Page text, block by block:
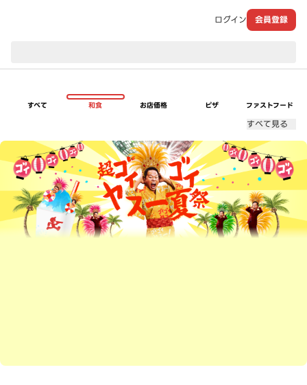
ログイン 会員登録
すべて 和食 お店価格 ピザ ファストフード
すべて見る
超ゴイゴイヤスー夏祭